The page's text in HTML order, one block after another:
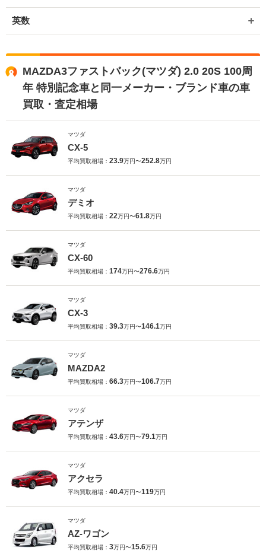
英数
MAZDA3ファストバック(マツダ) 2.0 20S 100周
年 特別記念車と同一メーカー・ブランド車の車
買取・査定相場
マツダ
CX-5
平均買取相場： 23.9万円〜252.8万円
マツダ
デミオ
平均買取相場： 22万円〜61.8万円
マツダ
CX-60
平均買取相場： 174万円〜276.6万円
マツダ
CX-3
平均買取相場： 39.3万円〜146.1万円
マツダ
MAZDA2
平均買取相場： 66.3万円〜106.7万円
マツダ
アテンザ
平均買取相場： 43.6万円〜79.1万円
マツダ
アクセラ
平均買取相場： 40.4万円〜119万円
マツダ
AZ-ワゴン
平均買取相場： 3万円〜15.6万円